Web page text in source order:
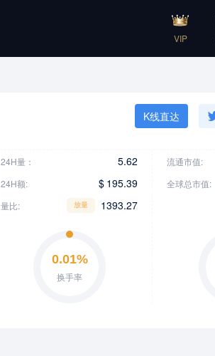
VIP
K线直达
24H量： 5.62
24H额: $ 195.39
量比: 放量 1393.27
流通市值:
全球总市值: